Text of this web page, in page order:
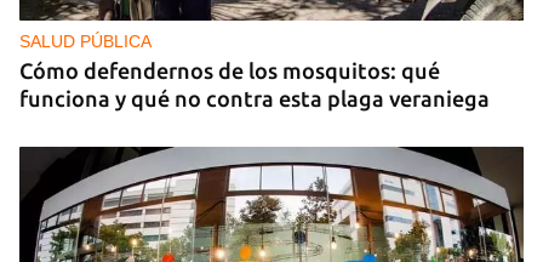
SALUD PÚBLICA
Cómo defendernos de los mosquitos: qué
funciona y qué no contra esta plaga veraniega